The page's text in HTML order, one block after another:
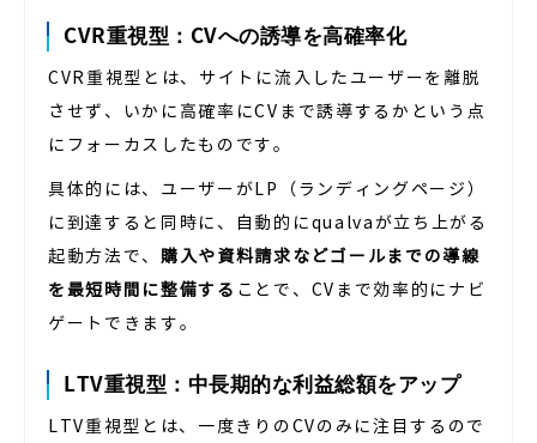
CVR重視型：CVへの誘導を高確率化
CVR重視型とは、サイトに流入したユーザーを離脱
させず、いかに高確率にCVまで誘導するかという点
にフォーカスしたものです。
具体的には、ユーザーがLP（ランディングページ）
に到達すると同時に、自動的にqualvaが立ち上がる
起動方法で、購入や資料請求などゴールまでの導線
を最短時間に整備する ことで、CVまで効率的にナビ
ゲートできます。
LTV重視型：中長期的な利益総額をアップ
LTV重視型とは、一度きりのCVのみに注目するので